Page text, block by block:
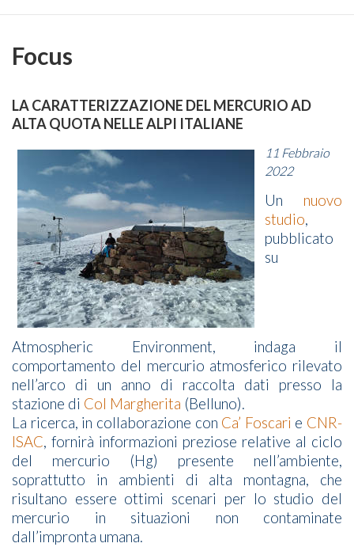
Focus
LA CARATTERIZZAZIONE DEL MERCURIO AD
ALTA QUOTA NELLE ALPI ITALIANE
11 Febbraio
2022
Un nuovo
studio,
pubblicato
su
Atmospheric Environment, indaga il
comportamento del mercurio atmosferico rilevato
nell’arco di un anno di raccolta dati presso la
stazione di Col Margherita (Belluno).
La ricerca, in collaborazione con Ca’ Foscari e CNR-
ISAC, fornirà informazioni preziose relative al ciclo
del mercurio (Hg) presente nell’ambiente,
soprattutto in ambienti di alta montagna, che
risultano essere ottimi scenari per lo studio del
mercurio in situazioni non contaminate
dall’impronta umana.